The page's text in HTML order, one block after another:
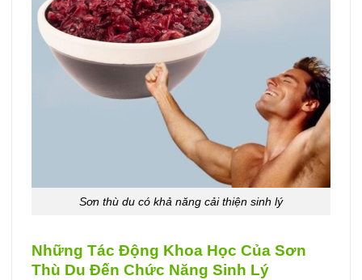
Sơn thù du có khả năng cải thiện sinh lý
Những Tác Động Khoa Học Của Sơn
Thù Du Đến Chức Năng Sinh Lý